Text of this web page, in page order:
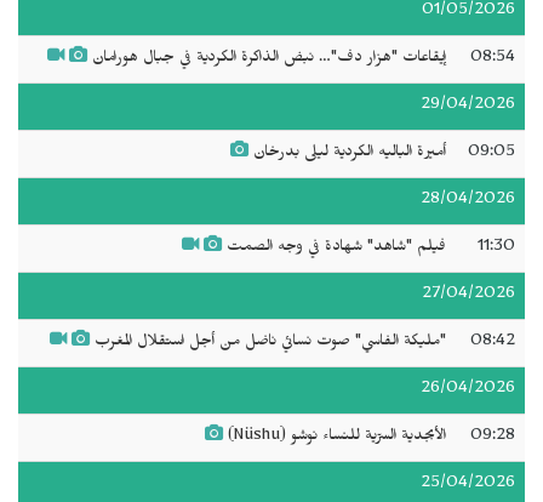
01/05/2026
08:54 إيقاعات "هزار دف"… نبض الذاكرة الكردية في جبال هورامان
29/04/2026
09:05 أميرة الباليه الكردية ليلى بدرخان
28/04/2026
11:30 فيلم "شاهد" شهادة في وجه الصمت
27/04/2026
08:42 "مليكة الفاسي" صوت نسائي ناضل من أجل استقلال المغرب
26/04/2026
09:28 الأبجدية السرّية للنساء نوشو (Nüshu)
25/04/2026